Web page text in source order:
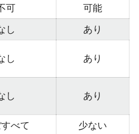
可
可能
し
あり
し あり
し あり
べて
少ない